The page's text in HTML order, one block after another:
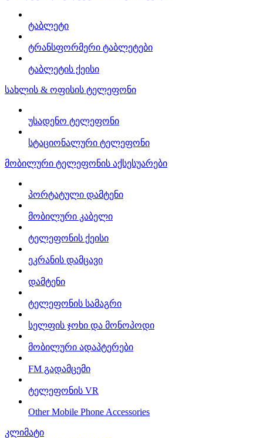
ტაბლეტი
ტრანსფორმერი ტაბლეტები
ტაბლეტის ქეისი
სახლის & ოფისის ტელეფონი
უსადენო ტელეფონი
სტაციონალური ტელეფონი
მობილური ტელეფონის აქსესუარები
პორტატული დამტენი
მობილური კაბელი
ტელეფონის ქეისი
ეკრანის დამცავი
დამტენი
ტელეფონის სამაგრი
სელფის ჯოხი და მონოპოდი
მობილური ადაპტერები
FM გადამცემი
ტელეფონის VR
Other Mobile Phone Accessories
კლიმატი